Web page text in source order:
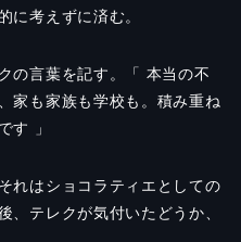
に考えずに済む。
の言葉を記す。「 本当の不
家も家族も学校も。積み重ね
す 」
はショコラティエとしての
、テレクが気付いたどうか、